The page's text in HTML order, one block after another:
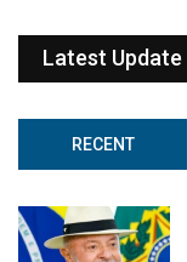
Latest Update
RECENT